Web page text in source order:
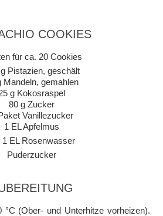
COOKIES
für ca. 20 Cookies
Pistazien, geschält
Mandeln, gemahlen
g Kokosraspel
80 g Zucker
Vanillezucker
1 EL Apfelmus
1 EL Rosenwasser
Puderzucker
°C (Ober- und Unterhitze vorheizen).